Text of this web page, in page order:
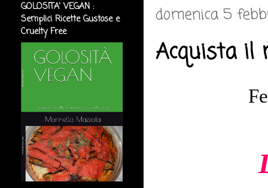
domenica 5
Acquista il
GOLOSITA' VEGAN :
Semplici Ricette Gustose e
Cruelty Free